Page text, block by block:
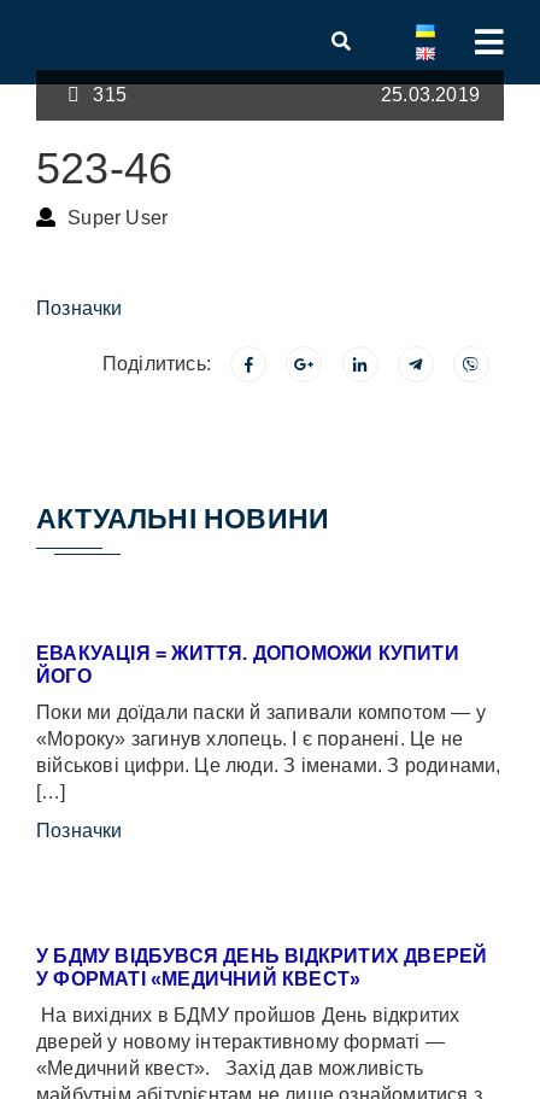
315 25.03.2019
523-46
Super User
Позначки
Поділитись:
АКТУАЛЬНІ НОВИНИ
ЕВАКУАЦІЯ = ЖИТТЯ. ДОПОМОЖИ КУПИТИ
ЙОГО
Поки ми доїдали паски й запивали компотом — у
«Мороку» загинув хлопець. І є поранені. Це не
військові цифри. Це люди. З іменами. З родинами,
[…]
Позначки
У БДМУ ВІДБУВСЯ ДЕНЬ ВІДКРИТИХ ДВЕРЕЙ
У ФОРМАТІ «МЕДИЧНИЙ КВЕСТ»
На вихідних в БДМУ пройшов День відкритих
дверей у новому інтерактивному форматі —
«Медичний квест». Захід дав можливість
майбутнім абітурієнтам не лише ознайомитися з